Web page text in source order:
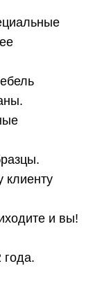
клиенту
и вы!
года.